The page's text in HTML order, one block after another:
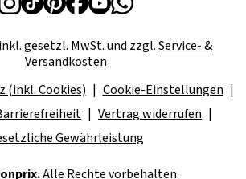
gesetzl. MwSt. und zzgl.Service- &
Versandkosten
(inkl. Cookies)
Cookie-Einstellungen
Vertrag widerrufen
Gewährleistung
Alle Rechte vorbehalten.